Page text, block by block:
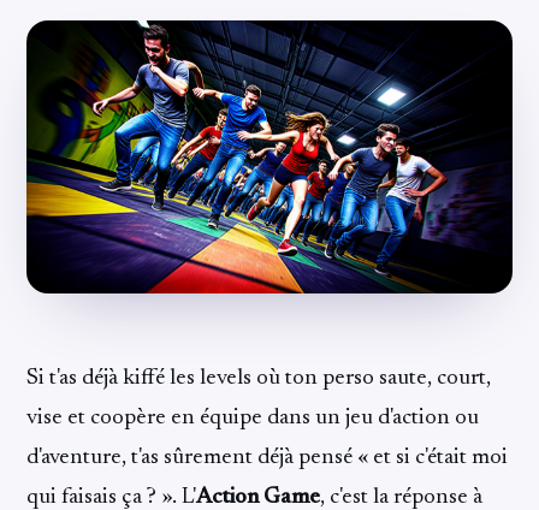
Si t'as déjà kiffé les levels où ton perso saute, court,
vise et coopère en équipe dans un jeu d'action ou
d'aventure, t'as sûrement déjà pensé « et si c'était moi
qui faisais ça ? ». L'Action Game, c'est la réponse à